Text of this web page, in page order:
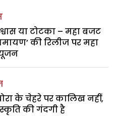
या टोटका – महा बजट
की रिलीज पर महा
के चेहरे पर कालिख नहीं,
की गंदगी है